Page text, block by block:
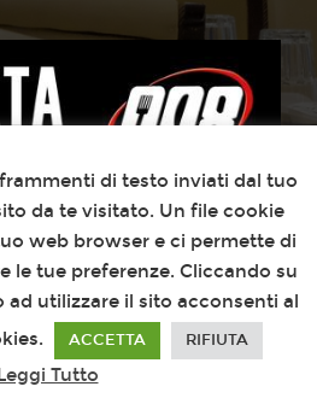
di testo inviati dal tuo
da te visitato. Un file cookie
web browser e ci permette di
le tue preferenze. Cliccando su
utilizzare il sito acconsenti al
ACCETTA RIFIUTA
Tutto